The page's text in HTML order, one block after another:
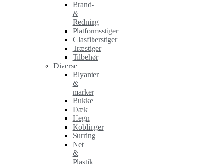
Brand-
&
Redning
Platformsstiger
Glasfiberstiger
Træstiger
Tilbehør
Diverse
Blyanter
&
marker
Bukke
Dæk
Hegn
Koblinger
Surring
Net
&
Plastik